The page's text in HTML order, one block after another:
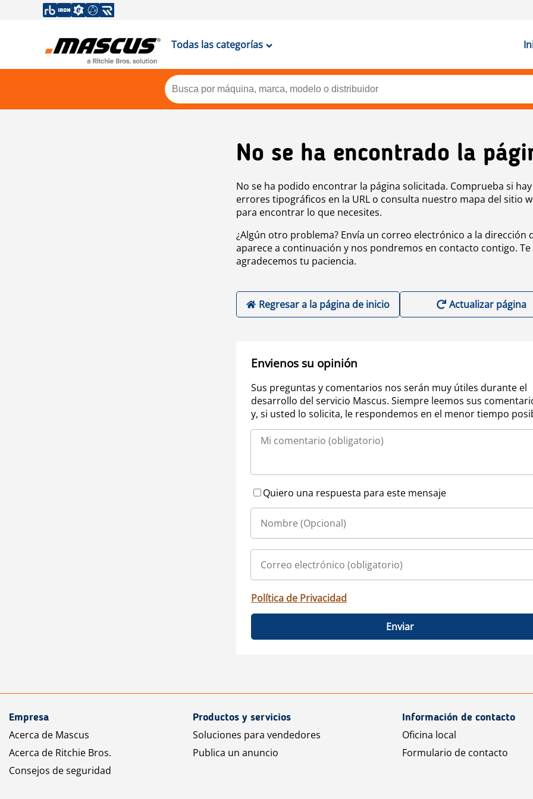
Todas las categorías
No se ha encontrado la
No se ha podido encontrar la página solicitada. Comprueba si hay
errores tipográficos en la URL o consulta nuestro mapa del sitio
para encontrar lo que necesites.
¿Algún otro problema? Envía un correo electrónico a la dirección
aparece a continuación y nos pondremos en contacto contigo. Te
agradecemos tu paciencia.
Regresar a la página de inicio Actualizar página
Envienos su opinión
Sus preguntas y comentarios nos serán muy útiles durante el
desarrollo del servicio Mascus. Siempre leemos sus
y, si usted lo solicita, le respondemos en el menor tiempo
Quiero una respuesta para este mensaje
Política de Privacidad
Enviar
Empresa
Acerca de Mascus
Acerca de Ritchie Bros.
Consejos de seguridad
Productos y servicios
Soluciones para vendedores
Publica un anuncio
Información de contacto
Oficina local
Formulario de contacto